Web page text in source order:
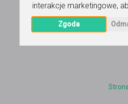
interakcje marketingowe,
Zgoda